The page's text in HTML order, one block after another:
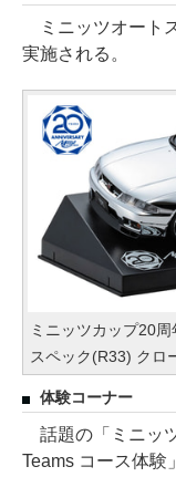
ミニッツオート
実施される。
ミニッツカップ20
スペック(R33) クロ
体験コーナー
話題の「ミニッ
Teams コース体験